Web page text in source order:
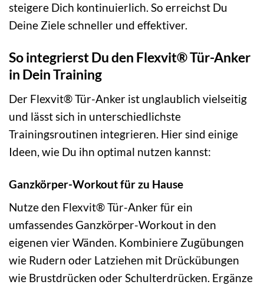
steigere Dich kontinuierlich. So erreichst Du
Deine Ziele schneller und effektiver.
So integrierst Du den Flexvit® Tür-Anker
in Dein Training
Der Flexvit® Tür-Anker ist unglaublich vielseitig
und lässt sich in unterschiedlichste
Trainingsroutinen integrieren. Hier sind einige
Ideen, wie Du ihn optimal nutzen kannst:
Ganzkörper-Workout für zu Hause
Nutze den Flexvit® Tür-Anker für ein
umfassendes Ganzkörper-Workout in den
eigenen vier Wänden. Kombiniere Zugübungen
wie Rudern oder Latziehen mit Drückübungen
wie Brustdrücken oder Schulterdrücken. Ergänze